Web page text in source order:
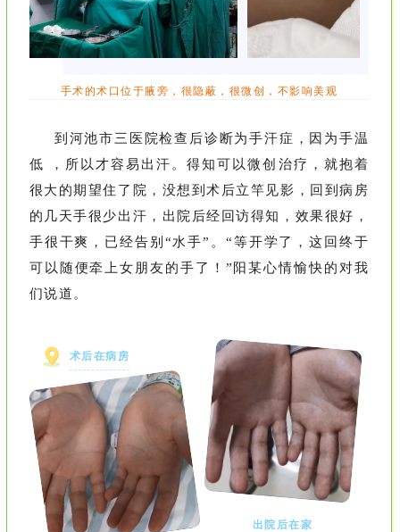
手术的术口位于腋旁，很隐蔽，很微创，不影响美观
到河池市三医院检查后诊断为手汗症，因为手温
低 ，所以才容易出汗。得知可以微创治疗，就抱着
很大的期望住了院，没想到术后立竿见影，回到病房
的几天手很少出汗，出院后经回访得知，效果很好，
手很干爽，已经告别“水手”。“等开学了，这回终于
可以随便牵上女朋友的手了！”阳某心情愉快的对我
们说道。
术后在病房
出院后在家